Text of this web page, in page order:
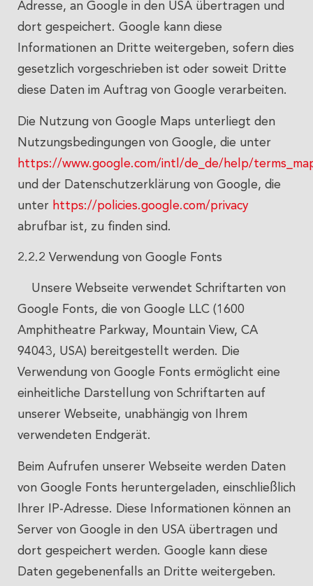
Adresse, an Google in den USA übertragen und
dort gespeichert. Google kann diese
Informationen an Dritte weitergeben, sofern dies
gesetzlich vorgeschrieben ist oder soweit Dritte
diese Daten im Auftrag von Google verarbeiten.
Die Nutzung von Google Maps unterliegt den
Nutzungsbedingungen von Google, die unter
https://www.google.com/intl/de_de/help/
und der Datenschutzerklärung von Google, die
unter https://policies.google.com/privacy
abrufbar ist, zu finden sind.
2.2.2 Verwendung von Google Fonts
Unsere Webseite verwendet Schriftarten von
Google Fonts, die von Google LLC (1600
Amphitheatre Parkway, Mountain View, CA
94043, USA) bereitgestellt werden. Die
Verwendung von Google Fonts ermöglicht eine
einheitliche Darstellung von Schriftarten auf
unserer Webseite, unabhängig von Ihrem
verwendeten Endgerät.
Beim Aufrufen unserer Webseite werden Daten
von Google Fonts heruntergeladen, einschließlich
Ihrer IP-Adresse. Diese Informationen können an
Server von Google in den USA übertragen und
dort gespeichert werden. Google kann diese
Daten gegebenenfalls an Dritte weitergeben.